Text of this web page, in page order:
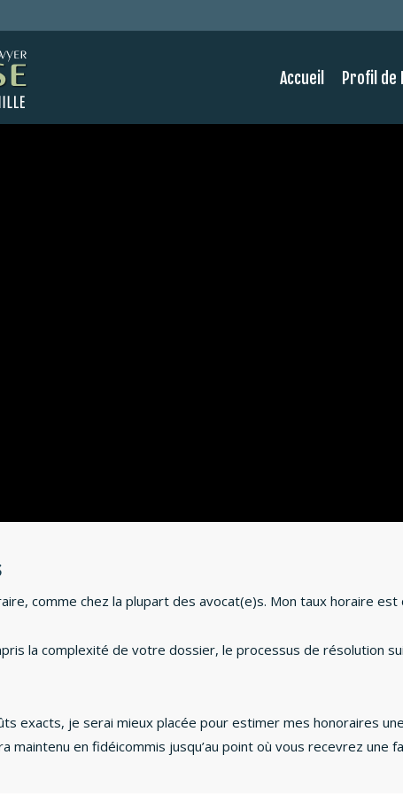
Accueil Profil de
comme chez la plupart des avocat(e)s. Mon taux horaire est
la complexité de votre dossier, le processus de résolution
exacts, je serai mieux placée pour estimer mes honoraires
maintenu en fidéicommis jusqu’au point où vous recevrez